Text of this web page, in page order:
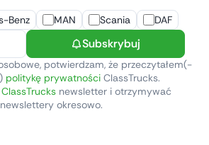
Benz MAN Scania DAF
Subskrybuj
potwierdzam, że przeczytałem(-
politykę prywatności ClassTrucks.
ClassTrucks newsletter i otrzymywać
okresowo.